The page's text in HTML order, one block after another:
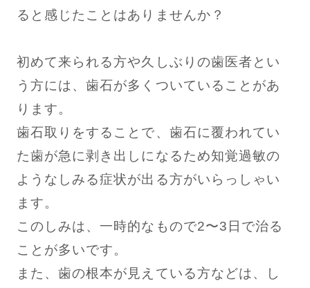
ると感じたことはありませんか？
初めて来られる方や久しぶりの歯医者とい
う方には、歯石が多くついていることがあ
ります。
歯石取りをすることで、歯石に覆われてい
た歯が急に剥き出しになるため知覚過敏の
ようなしみる症状が出る方がいらっしゃい
ます。
このしみは、一時的なもので2〜3日で治る
ことが多いです。
また、歯の根本が見えている方などは、し